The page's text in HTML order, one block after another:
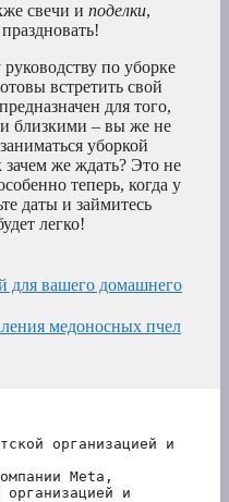
свечи и поделки,
по уборке
встретить свой
для того,
близкими – вы же не
уборкой
зачем же ждать? Это не
теперь, когда у
даты и займитесь
легко!
для вашего домашнего
медоносных пчел
организацией и
Meta,
организацией и